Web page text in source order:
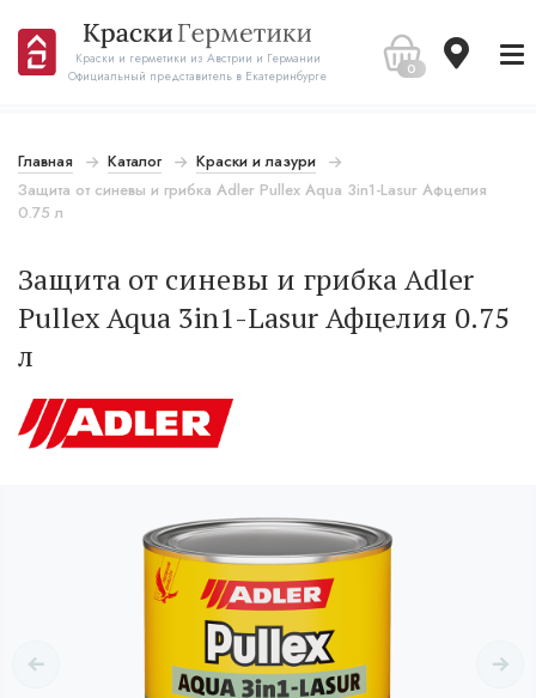
Краски и герметики из Австрии и Германии
Официальный представитель в Екатеринбурге
0
Главная Каталог
Краски и лазури
Защита от синевы и грибка Adler Pullex Aqua 3in1-Lasur Афцелия
0.75 л
Защита от синевы и грибка Adler
Pullex Aqua 3in1-Lasur Афцелия 0.75
л